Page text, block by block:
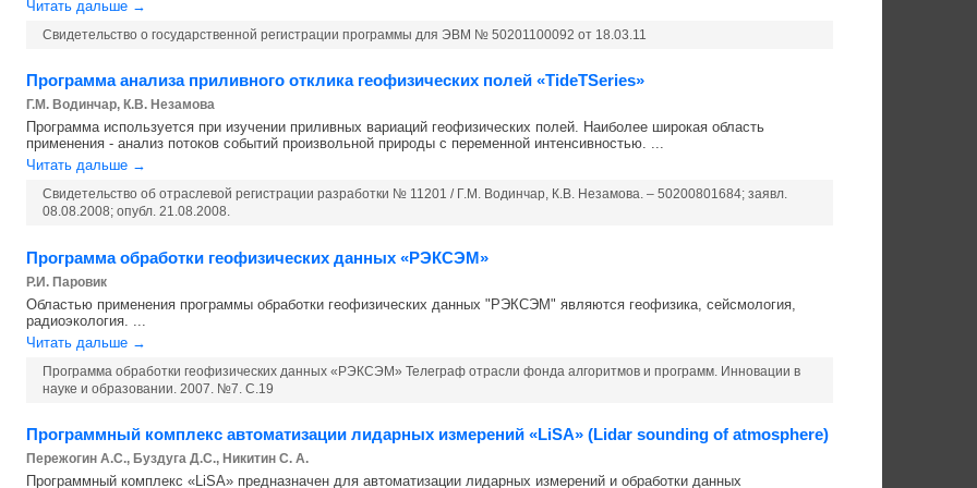
Читать дальше →
Свидетельство о государственной регистрации программы для ЭВМ № 50201100092 от 18.03.11
Программа анализа приливного отклика геофизических полей «TideTSeries»
Г.М. Водинчар, К.В. Незамова
Программа используется при изучении приливных вариаций геофизических полей. Наиболее широкая область
применения - анализ потоков событий произвольной природы с переменной интенсивностью. ...
Читать дальше →
Свидетельство об отраслевой регистрации разработки № 11201 / Г.М. Водинчар, К.В. Незамова. – 50200801684; заявл.
08.08.2008; опубл. 21.08.2008.
Программа обработки геофизических данных «РЭКСЭМ»
Р.И. Паровик
Областью применения программы обработки геофизических данных "РЭКСЭМ" являются геофизика, сейсмология,
радиоэкология. ...
Читать дальше →
Программа обработки геофизических данных «РЭКСЭМ» Телеграф отрасли фонда алгоритмов и программ. Инновации в
науке и образовании. 2007. №7. С.19
Программный комплекс автоматизации лидарных измерений «LiSA» (Lidar sounding of atmosphere)
Пережогин А.С., Буздуга Д.C., Никитин С. A.
Программный комплекс «LiSA» предназначен для автоматизации лидарных измерений и обработки данных